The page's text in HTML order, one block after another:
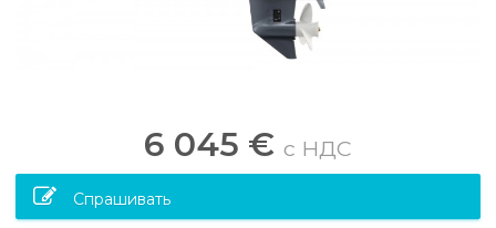
6 045 € c НДС
Спрашивать